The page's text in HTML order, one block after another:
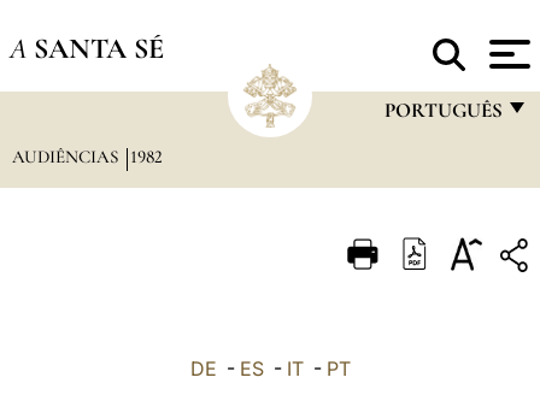
A SANTA SÉ
PORTUGUÊS
ITALIANO
AUDIÊNCIAS 1982
DE - ES- IT- PT